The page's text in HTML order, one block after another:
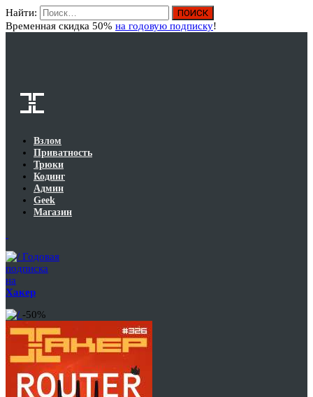
Найти:
Временная скидка 50% на годовую подписку!
Взлом
Приватность
Трюки
Кодинг
Админ
Geek
Магазин
Годовая
подписка
на
Хакер
-50%